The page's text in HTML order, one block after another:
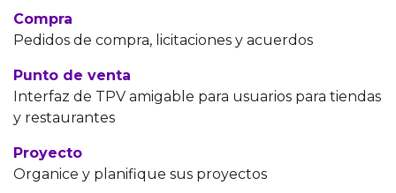
Compra
Pedidos de compra, licitaciones y acuerdos
Punto de venta
Interfaz de TPV amigable para usuarios para tiendas
y restaurantes
Proyecto
Organice y planifique sus proyectos